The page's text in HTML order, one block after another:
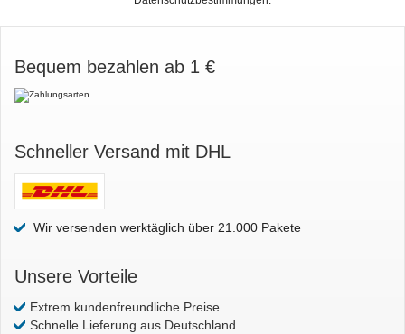
Bequem bezahlen ab 1 €
Schneller Versand mit DHL
Wir versenden werktäglich über 21.000 Pakete
Unsere Vorteile
Extrem kundenfreundliche Preise
Schnelle Lieferung aus Deutschland